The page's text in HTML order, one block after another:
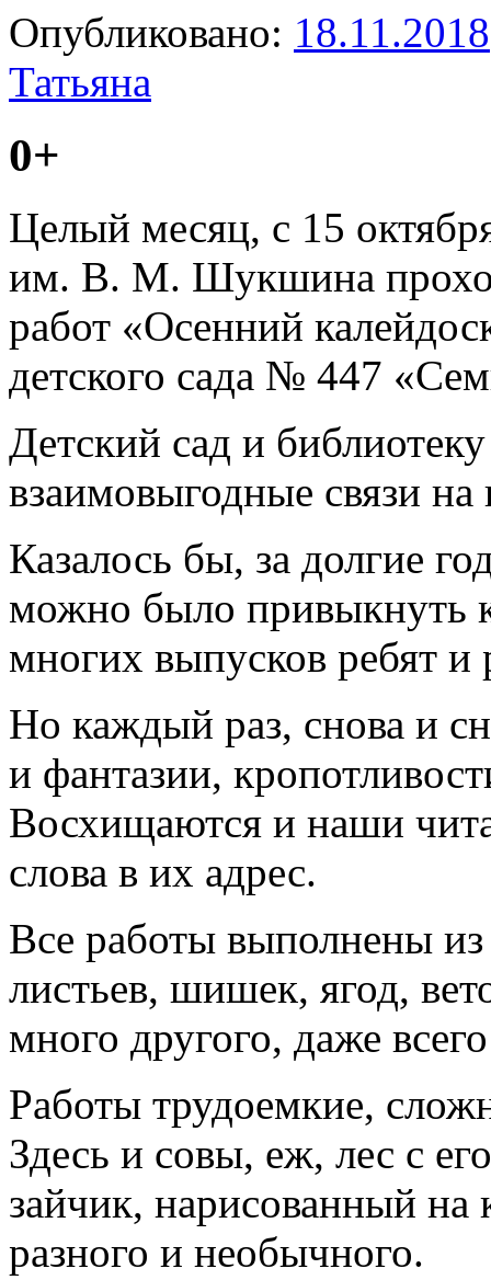
Опубликовано: 18.11.2018
Татьяна
0+
Целый месяц, с 15
им. В. М. Шукшина
работ «Осенний
детского сада № 447
Детский сад и
взаимовыгодные связи
Казалось бы, за долгие
можно было привыкнуть
многих выпусков ребят и
Но каждый раз, снова и
и фантазии,
Восхищаются и наши
слова в их адрес.
Все работы выполнены
листьев, шишек, ягод,
много другого, даже
Работы трудоемкие,
Здесь и совы, еж, лес с
зайчик, нарисованный
разного и необычного.